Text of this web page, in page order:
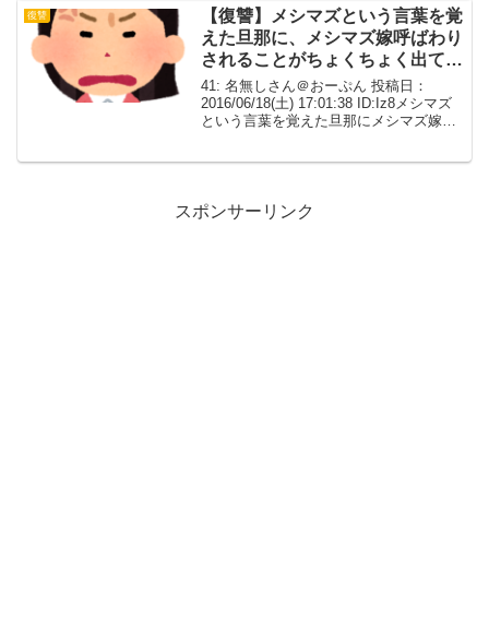
人たち幸せになる...
復讐
【復讐】メシマズという言葉を覚
えた旦那に、メシマズ嫁呼ばわり
されることがちょくちょく出てき
た
41: 名無しさん＠おーぷん 投稿日：
2016/06/18(土) 17:01:38 ID:Iz8メシマズ
という言葉を覚えた旦那にメシマズ嫁呼
スポンサーリンク